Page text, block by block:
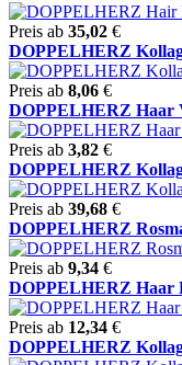
Preis ab 35,02 €
DOPPELHERZ
Preis ab 8,06 €
DOPPELHERZ Haar
Preis ab 3,82 €
DOPPELHERZ
Preis ab 39,68 €
DOPPELHERZ
Preis ab 9,34 €
DOPPELHERZ Haar
Preis ab 12,34 €
DOPPELHERZ